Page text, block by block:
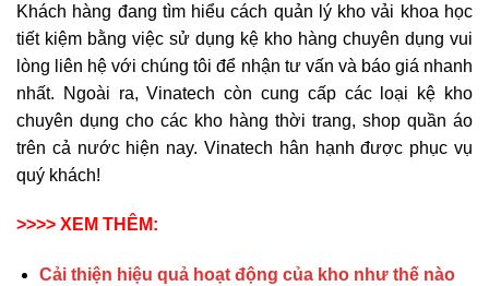
Khách hàng đang tìm hiểu cách quản lý kho vải khoa học
tiết kiệm bằng việc sử dụng kệ kho hàng chuyên dụng vui
lòng liên hệ với chúng tôi để nhận tư vấn và báo giá nhanh
nhất. Ngoài ra, Vinatech còn cung cấp các loại kệ kho
chuyên dụng cho các kho hàng thời trang, shop quần áo
trên cả nước hiện nay. Vinatech hân hạnh được phục vụ
quý khách!
>>>> XEM THÊM:
Cải thiện hiệu quả hoạt động của kho như thế nào